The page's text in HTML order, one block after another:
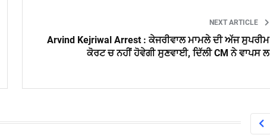
NEXT ARTICLE
Arvind Kejriwal Arrest : ਕੇਜਰੀਵਾਲ ਮਾਮਲੇ ਦੀ ਅੱਜ ਸੁਪਰੀਮ
ਕੋਰਟ ਚ ਨਹੀਂ ਹੋਵੇਗੀ ਸੁਣਵਾਈ, ਦਿੱਲੀ CM ਨੇ ਵਾਪਸ ਲ